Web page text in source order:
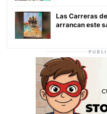
Las Carreras
arrancan este